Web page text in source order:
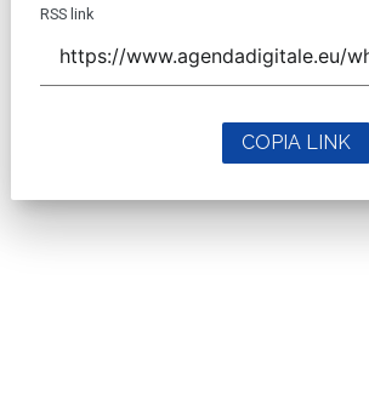
RSS link
COPIA LINK